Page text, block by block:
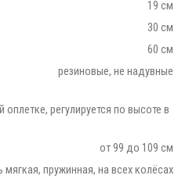
19 см
30 см
60 см
резиновые, не надувные
регулируется по высоте в
от 99 до 109 см
мягкая, пружинная, на всех колёсах